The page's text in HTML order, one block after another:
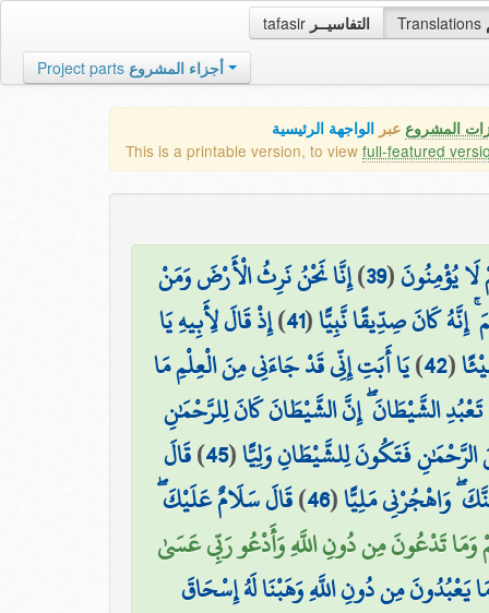
tafasir التفاسيــر Translations
Project parts أجزاء المشروع
المشروع عبر الواجهة الرئيسية
This is a printable version, to view full-featured
يُؤْمِنُونَ(
39
)إِنَّا نَحْنُ نَرِثُ الْأَرْضَ وَمَنْ
إِنَّهُ كَانَ صِدِّيقًا نَّبِيًّا(
41
)إِذْ قَالَ لِأَبِيهِ يَا
(
42
)يَا أَبَتِ إِنِّي قَدْ جَاءَنِي مِنَ الْعِلْمِ مَا
تَعْبُدِ الشَّيْطَانَ ۖ إِنَّ الشَّيْطَانَ كَانَ لِلرَّحْمَٰنِ
فَتَكُونَ لِلشَّيْطَانِ وَلِيًّا(
45
)قَالَ
وَاهْجُرْنِي مَلِيًّا(
46
)قَالَ سَلَامٌ عَلَيْكَ ۖ
تَدْعُونَ مِن دُونِ اللَّهِ وَأَدْعُو رَبِّي عَسَىٰ
يَعْبُدُونَ مِن دُونِ اللَّهِ وَهَبْنَا لَهُ إِسْحَاقَ